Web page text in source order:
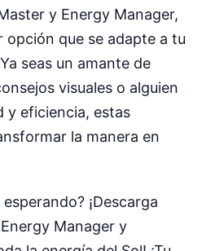
y Energy Manager,
opción que se adapte a tu
seas un amante de
visuales o alguien
y eficiencia, estas
la manera en
¡Descarga
Manager y